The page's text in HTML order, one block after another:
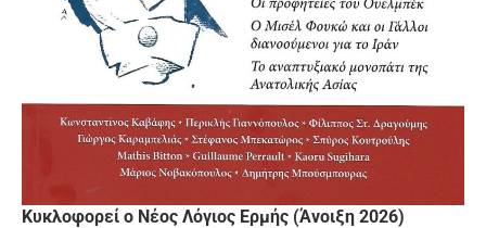
Κυκλοφορεί ο Νέος Λόγιος Ερμής (Άνοιξη 2026)